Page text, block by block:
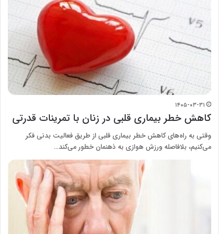
۱۴۰۵-۰۳-۳۱
کاهش خطر بیماری قلبی در زنان با تمرینات قدرتی
وقتی به راه‌های کاهش خطر بیماری قلبی از طریق فعالیت بدنی فکر
می‌کنیم، بلافاصله ورزش هوازی به ذهنمان خطور می‌کند…